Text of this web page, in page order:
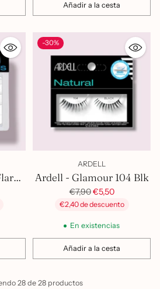
Añadir a la cesta
Cantidad
-30%
ARDELL
Ardell - Glamour 104 Blk
Precio
habitual
€7,90€5,50
€2,40 de descuento
En existencias
Añadir a la cesta
Cantidad
28 de 28 productos